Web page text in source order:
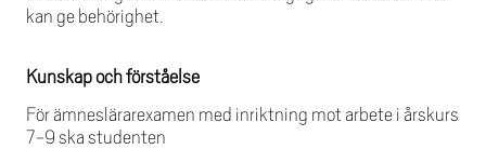
kan ge behörighet.
Kunskap och förståelse
För ämneslärarexamen med inriktning mot arbete i årskurs
7-9 ska studenten